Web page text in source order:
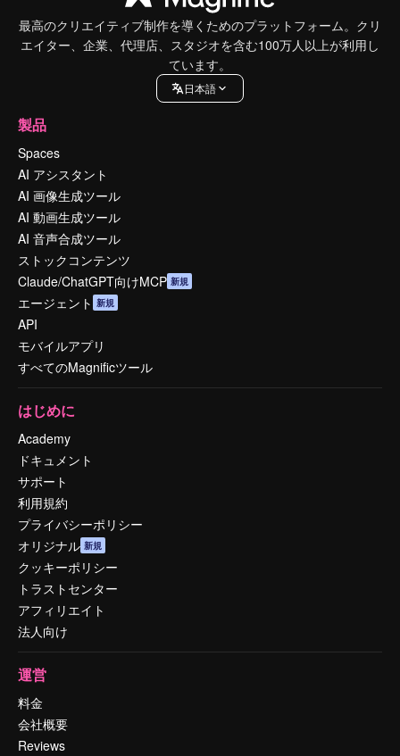
最高のクリエイティブ制作を導くためのプラットフォーム。クリ
エイター、企業、代理店、スタジオを含む100万人以上が利用し
ています。
日本語
製品
Spaces
AI アシスタント
AI 画像生成ツール
AI 動画生成ツール
AI 音声合成ツール
ストックコンテンツ
Claude/ChatGPT向けMCP 新規
エージェント 新規
API
モバイルアプリ
すべてのMagnificツール
はじめに
Academy
ドキュメント
サポート
利用規約
プライバシーポリシー
オリジナル 新規
クッキーポリシー
トラストセンター
アフィリエイト
法人向け
運営
料金
会社概要
Reviews